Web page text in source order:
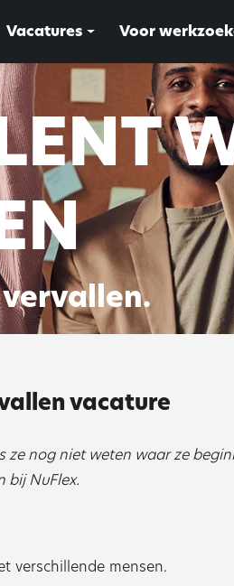
Vacatures Voor
vacature
ze nog niet weten waar ze
bij NuFlex.
verschillende mensen.